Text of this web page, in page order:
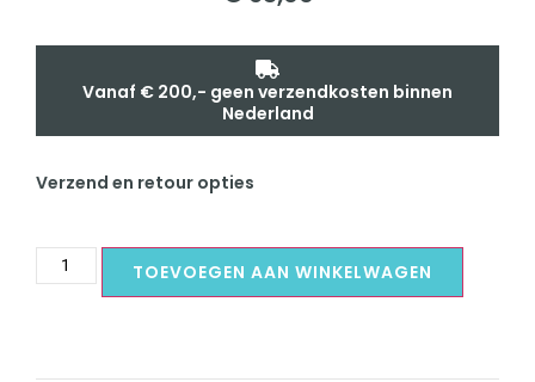
Vanaf € 200,- geen verzendkosten binnen
Nederland
Verzend en retour opties
TOEVOEGEN AAN WINKELWAGEN